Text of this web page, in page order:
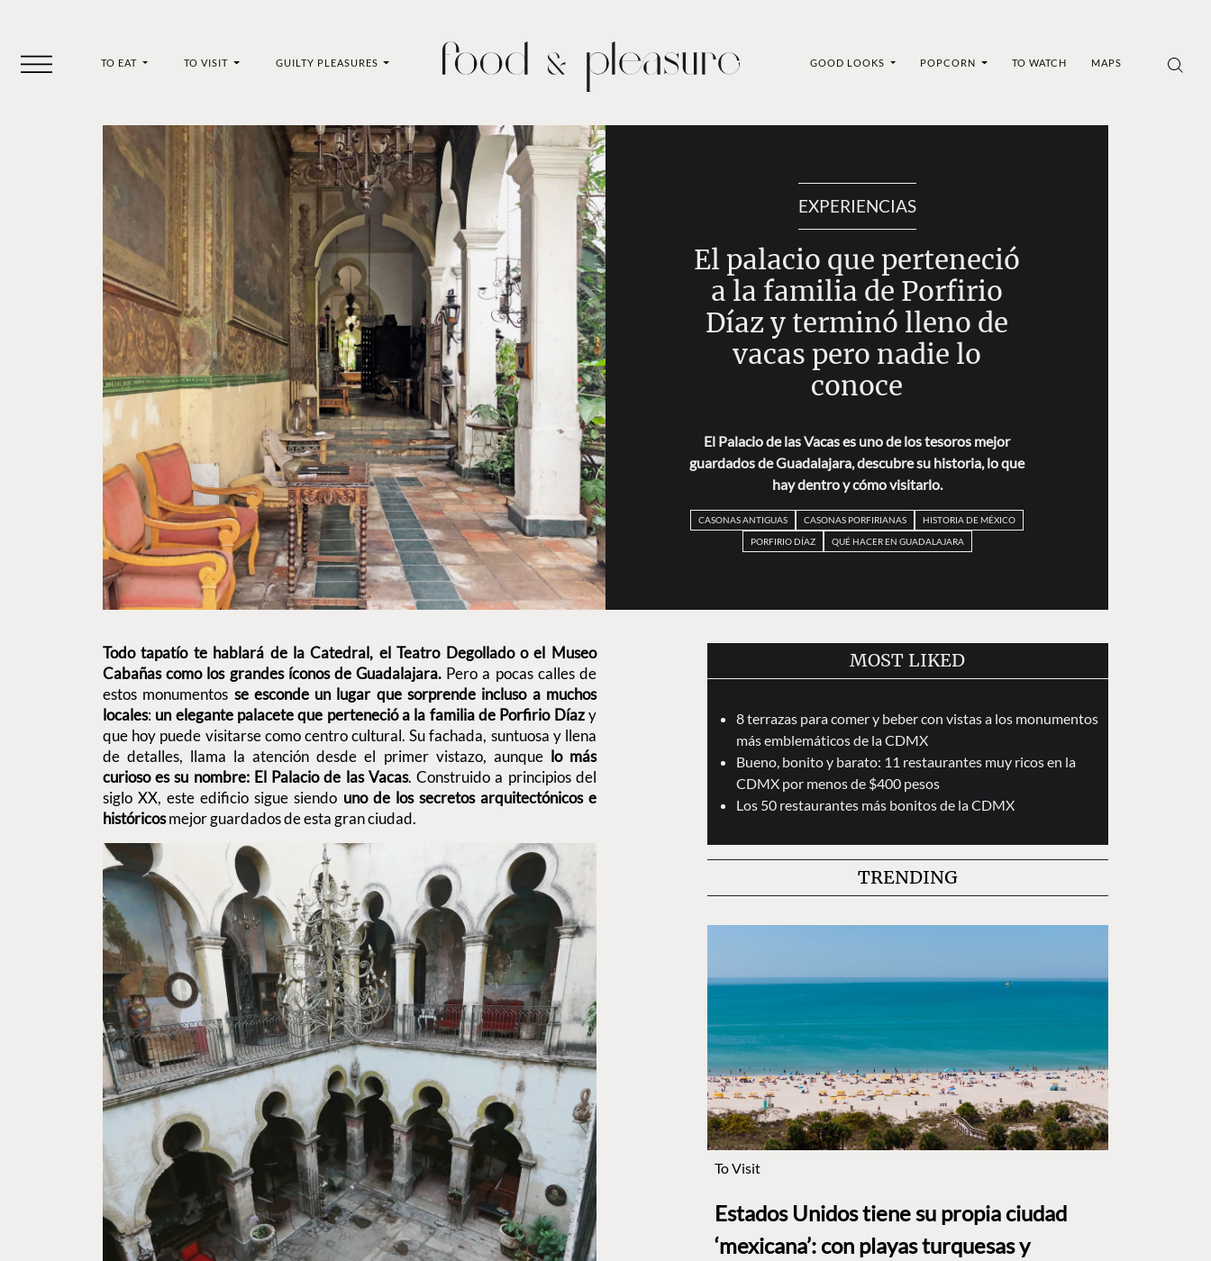
TO EAT TO VISIT GUILTY PLEASURES GOOD LOOKS POPCORN TO WATCH MAPS
EXPERIENCIAS
El palacio que perteneció
a la familia de Porfirio
Díaz y terminó lleno de
vacas pero nadie lo
conoce
El Palacio de las Vacas es uno de los tesoros mejor
guardados de Guadalajara, descubre su historia, lo que
hay dentro y cómo visitarlo.
CASONAS ANTIGUAS CASONAS PORFIRIANAS
HISTORIA DE MÉXICO
PORFIRIO DÍAZ
QUÉ HACER EN GUADALAJARA
Todo tapatío te hablará de la Catedral, el Teatro Degollado o el Museo
Cabañas como los grandes íconos de Guadalajara. Pero a pocas calles de
estos monumentos se esconde un lugar que sorprende incluso a muchos
locales: un elegante palacete que perteneció a la familia de Porfirio Díazy
que hoy puede visitarse como centro cultural. Su fachada, suntuosa y llena
de detalles, llama la atención desde el primer vistazo, aunque lo más
curioso es su nombre: El Palacio de las Vacas. Construido a principios del
siglo XX, este edificio sigue siendo uno de los secretos arquitectónicos e
históricosmejor guardados de esta gran ciudad.
MOST LIKED
8 terrazas para comer y beber con vistas a los monumentos
más emblemáticos de la CDMX
Bueno, bonito y barato: 11 restaurantes muy ricos en la
CDMX por menos de $400 pesos
Los 50 restaurantes más bonitos de la CDMX
TRENDING
To Visit
Estados Unidos tiene su propia ciudad
‘mexicana’: con playas turquesas y